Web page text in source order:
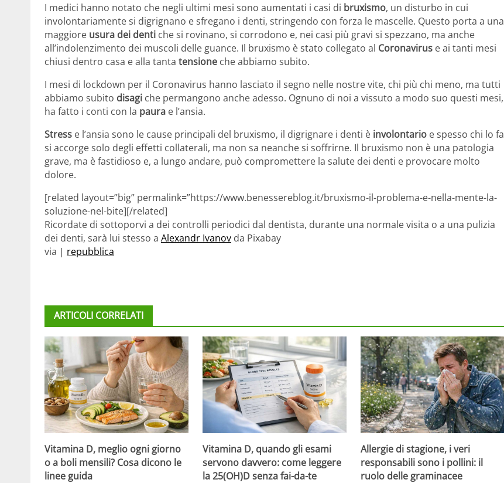
I medici hanno notato che negli ultimi mesi sono aumentati i casi di bruxismo, un disturbo in cui
involontariamente si digrignano e sfregano i denti, stringendo con forza le mascelle. Questo porta a una
maggiore usura dei denti che si rovinano, si corrodono e, nei casi più gravi si spezzano, ma anche
all’indolenzimento dei muscoli delle guance. Il bruxismo è stato collegato al Coronavirus e ai tanti mesi
chiusi dentro casa e alla tanta tensione che abbiamo subito.
I mesi di lockdown per il Coronavirus hanno lasciato il segno nelle nostre vite, chi più chi meno, ma tutti
abbiamo subito disagi che permangono anche adesso. Ognuno di noi a vissuto a modo suo questi mesi,
ha fatto i conti con la paura e l’ansia.
Stress e l’ansia sono le cause principali del bruxismo, il digrignare i denti è involontario e spesso chi lo fa
si accorge solo degli effetti collaterali, ma non sa neanche si soffrirne. Il bruxismo non è una patologia
grave, ma è fastidioso e, a lungo andare, può compromettere la salute dei denti e provocare molto
dolore.
[related layout=”big” permalink=”https://www.benessereblog.it/bruxismo-il-problema-e-nella-mente-la-
soluzione-nel-bite][/related]
Ricordate di sottoporvi a dei controlli periodici dal dentista, durante una normale visita o a una pulizia
dei denti, sarà lui stesso a Alexandr Ivanov da Pixabay
via | repubblica
ARTICOLI CORRELATI
Vitamina D, meglio ogni giorno
o a boli mensili? Cosa dicono le
linee guida
Vitamina D, quando gli esami
servono davvero: come leggere
la 25(OH)D senza fai-da-te
Allergie di stagione, i veri
responsabili sono i pollini: il
ruolo delle graminacee